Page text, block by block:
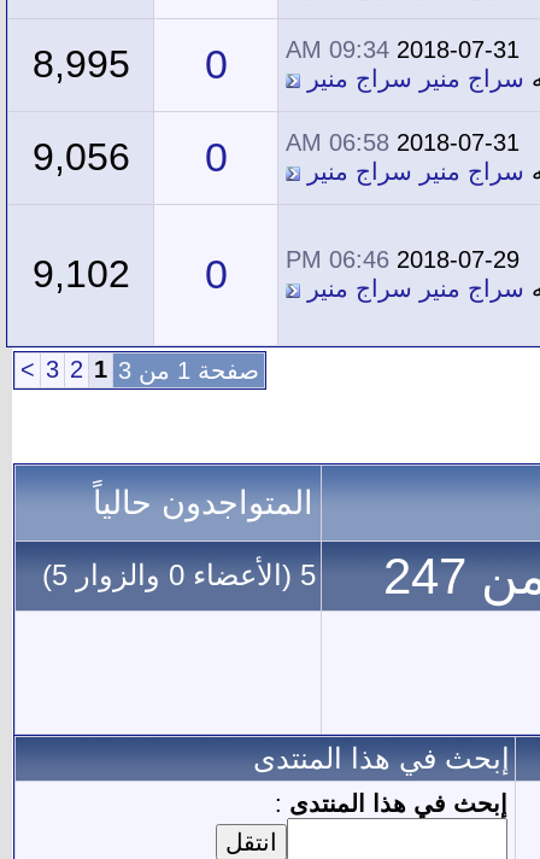
2018-07-31
09:34 AM
سراج منير سراج منير 0
8,995
2018-07-31
06:58 AM
سراج منير سراج منير 0
9,056
2018-07-29
06:46 PM
سراج منير سراج منير 0
9,102
صفحة 1 من 3 1
2
3
>
المتواجدون حالياً
5 (الأعضاء 0 والزوار 5)
إبحث في هذا المنتدى
إبحث في هذا المنتدى :